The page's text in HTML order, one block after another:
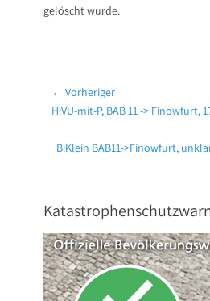
gelöscht wurde.
Beitragsnavigation
← Vorheriger
Vorheriger
H:VU-mit-P, BAB 11 -> Finowfurt,
Nächster
B:Klein BAB11->Finowfurt,